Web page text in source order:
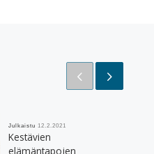
Julkaistu 12.2.2021
Kestävien
elämäntapojen